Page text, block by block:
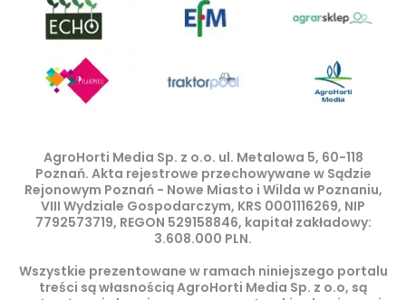
AgroHorti Media Sp. z o.o. ul. Metalowa 5, 60-118
Poznań. Akta rejestrowe przechowywane w Sądzie
Rejonowym Poznań - Nowe Miasto i Wilda w Poznaniu,
VIII Wydziale Gospodarczym, KRS 0001116269, NIP
7792573719, REGON 529158846, kapitał zakładowy:
3.608.000 PLN.
Wszystkie prezentowane w ramach niniejszego portalu
treści są własnością AgroHorti Media Sp. z o.o, są